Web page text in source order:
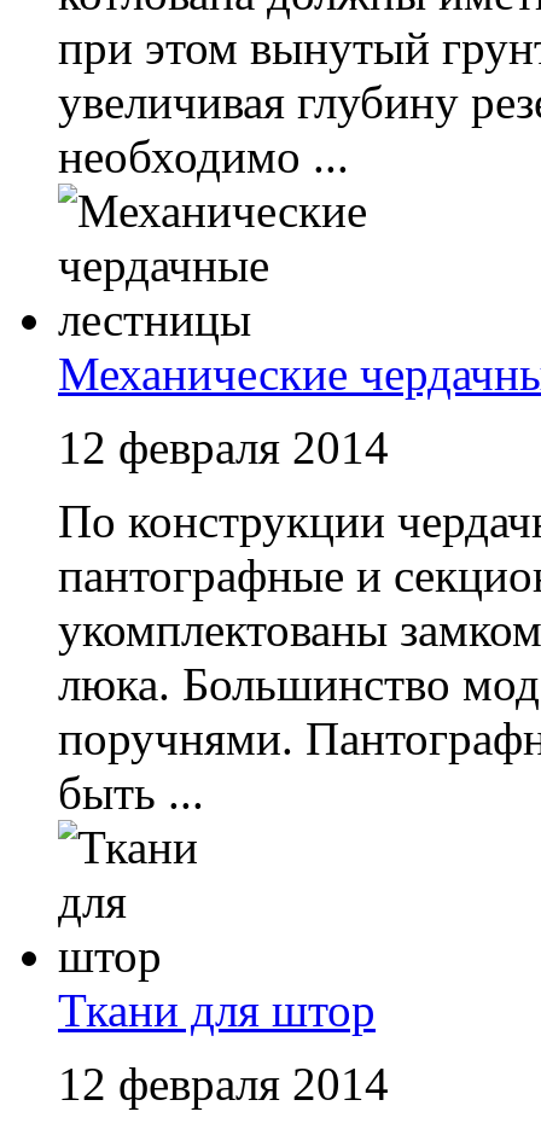
при этом вынутый
увеличивая глубину
необходимо ...
Механические
12 февраля 2014
По конструкции
пантографные и
укомплектованы
люка. Большинство
поручнями.
быть ...
Ткани для штор
12 февраля 2014